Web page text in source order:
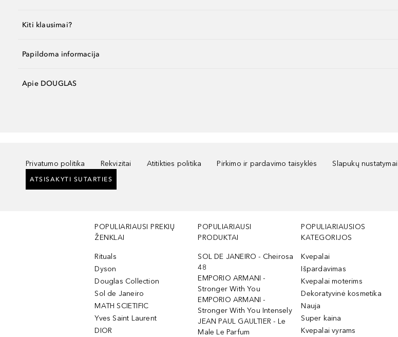
Kiti klausimai?
Papildoma informacija
Apie DOUGLAS
Privatumo politika Rekvizitai Atitikties politika Pirkimo ir pardavimo taisyklės Slapukų nustatymai
ATSISAKYTI SUTARTIES
POPULIARIAUSI PREKIŲ
ŽENKLAI
Rituals
Dyson
Douglas Collection
Sol de Janeiro
MATH SCIETIFIC
Yves Saint Laurent
DIOR
POPULIARIAUSI
PRODUKTAI
SOL DE JANEIRO - Cheirosa
48
EMPORIO ARMANI -
Stronger With You
EMPORIO ARMANI -
Stronger With You Intensely
JEAN PAUL GAULTIER - Le
Male Le Parfum
POPULIARIAUSIOS
KATEGORIJOS
Kvepalai
Išpardavimas
Kvepalai moterims
Dekoratyvinė kosmetika
Nauja
Super kaina
Kvepalai vyrams